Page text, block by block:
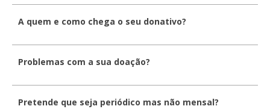
A quem e como chega o seu donativo?
Problemas com a sua doação?
Pretende que seja periódico mas não mensal?